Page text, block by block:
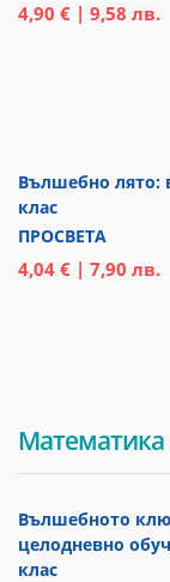
4,90 € | 9,58 лв.
Вълшебно лято:
клас
ПРОСВЕТА
4,04 € | 7,90 лв.
Математика
Вълшебното
целодневно
клас